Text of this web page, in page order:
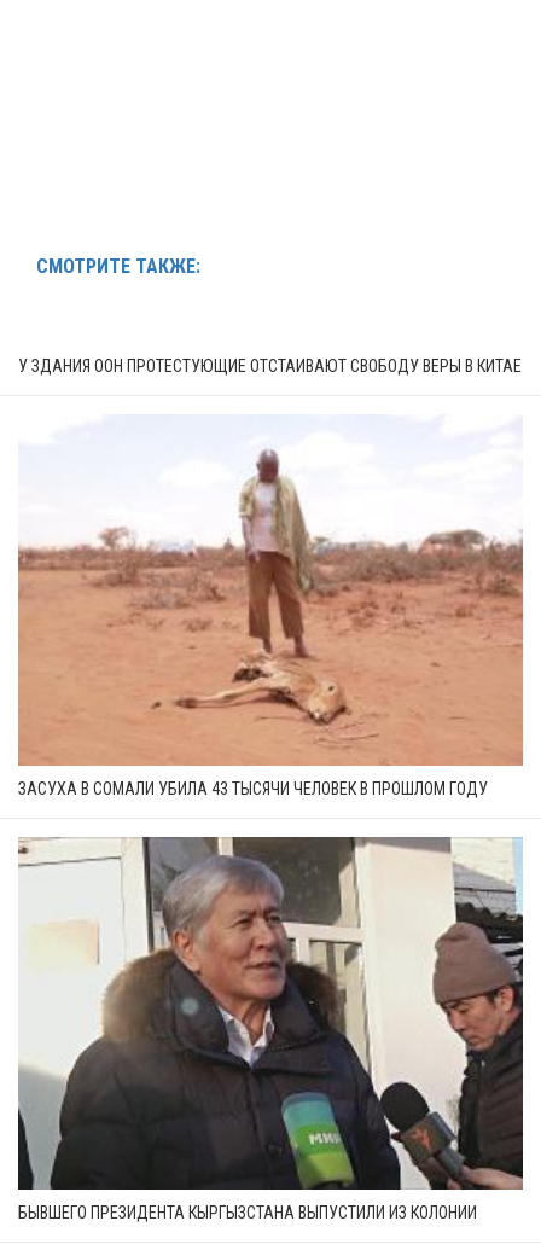
СМОТРИТЕ ТАКЖЕ:
У ЗДАНИЯ ООН ПРОТЕСТУЮЩИЕ ОТСТАИВАЮТ СВОБОДУ ВЕРЫ В КИТАЕ
ЗАСУХА В СОМАЛИ УБИЛА 43 ТЫСЯЧИ ЧЕЛОВЕК В ПРОШЛОМ ГОДУ
БЫВШЕГО ПРЕЗИДЕНТА КЫРГЫЗСТАНА ВЫПУСТИЛИ ИЗ КОЛОНИИ